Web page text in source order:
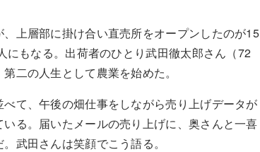
上層部に掛け合い直売所をオープンしたのが15
にもなる。出荷者のひとり武田徹太郎さん（72
二の人生として農業を始めた。
て、午後の畑仕事をしながら売り上げデータが
る。届いたメールの売り上げに、奥さんと一喜
武田さんは笑顔でこう語る。